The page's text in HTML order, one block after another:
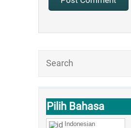
Pilih Bahasa
Indonesian